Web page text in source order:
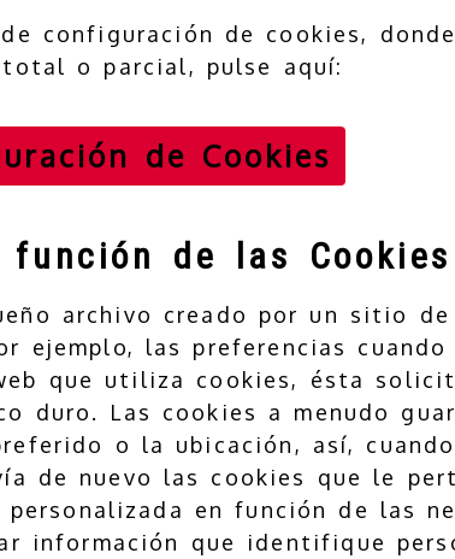
configuración de cookies,
o parcial, pulse aquí:
de Cookies
de las Cookies
archivo creado por un sitio
ejemplo, las preferencias
que utiliza cookies, ésta
duro. Las cookies a menudo
o la ubicación, así,
de nuevo las cookies que le
en función de las
información que identifique